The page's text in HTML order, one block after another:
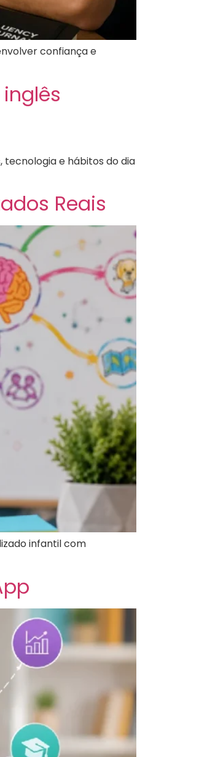
confiança e
tecnologia e hábitos do dia
Reais
infantil com